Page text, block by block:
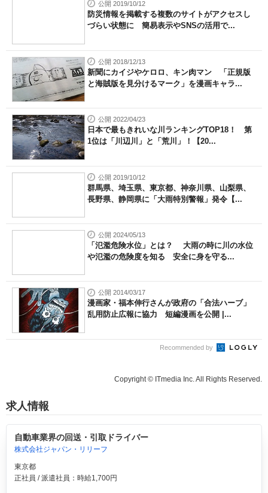
公開 2019/10/12
防災情報を掲載する複数のサイトがアクセスし
づらい状態に 簡易表示やSNSの活用で...
公開 2018/12/13
新聞にカイジやケロロ、キン肉マン 「正規版
と海賊版を見分けるマーク」を漫画キャラ...
公開 2022/04/23
日本で最もきれいな川ランキングTOP18！ 第
1位は「川辺川」と「荒川」！【20...
公開 2019/10/12
群馬県、埼玉県、東京都、神奈川県、山梨県、
長野県、静岡県に「大雨特別警報」発令【...
公開 2024/05/13
「氾濫危険水位」とは？ 大雨の時に川の水位
や氾濫の危険度を知る 安全に身を守る...
公開 2014/03/17
漫画家・福本伸行さんが政府の「合法ハーブ」
乱用防止広報に協力 短編漫画を公開 |...
Recommended by
Copyright © ITmedia Inc. All Rights Reserved.
求人情報
自動車業界の回送・引取ドライバー
株式会社ジャパン・リリーフ
東京都
正社員 / 派遣社員：時給1,700円